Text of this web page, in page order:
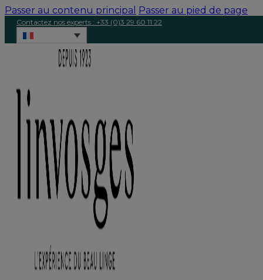
Passer au contenu principal Passer au pied de page
Contactez nos experts : +33 (0)3 29 60 11 22